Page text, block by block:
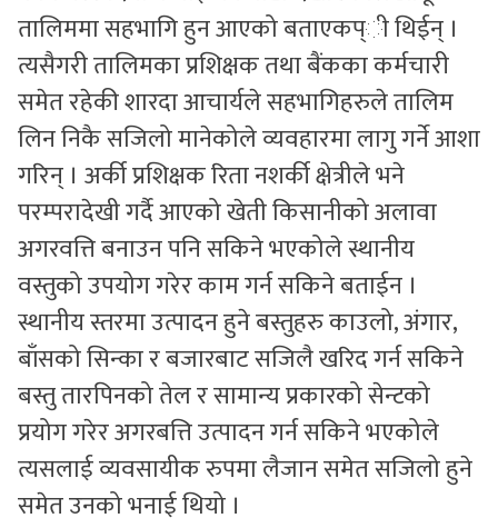
तालिममा सहभागि हुन आएको बताएकप्ी थिईन् ।
त्यसैगरी तालिमका प्रशिक्षक तथा बैंकका कर्मचारी
समेत रहेकी शारदा आचार्यले सहभागिहरुले तालिम
लिन निकै सजिलो मानेकोले व्यवहारमा लागु गर्ने आशा
गरिन् । अर्की प्रशिक्षक रिता नशर्की क्षेत्रीले भने
परम्परादेखी गर्दै आएको खेती किसानीको अलावा
अगरवत्ति बनाउन पनि सकिने भएकोले स्थानीय
वस्तुको उपयोग गरेर काम गर्न सकिने बताईन ।
स्थानीय स्तरमा उत्पादन हुने बस्तुहरु काउलो, अंगार,
बाँसको सिन्का र बजारबाट सजिलै खरिद गर्न सकिने
बस्तु तारपिनको तेल र सामान्य प्रकारको सेन्टको
प्रयोग गरेर अगरबत्ति उत्पादन गर्न सकिने भएकोले
त्यसलाई व्यवसायीक रुपमा लैजान समेत सजिलो हुने
समेत उनको भनाई थियो ।